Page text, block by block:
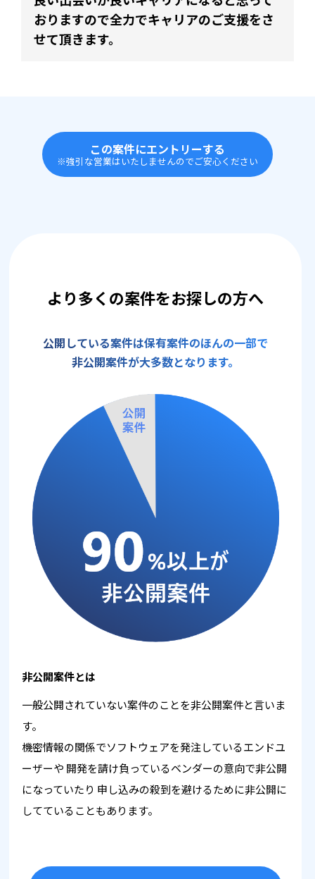
おりますので全力でキャリアのご支援をさ
せて頂きます。
この案件にエントリーする
※強引な営業はいたしませんのでご安心ください
より多くの案件をお探しの方へ
公開している案件は保有案件のほんの一部で
非公開案件が大多数となります。
非公開案件とは
一般公開されていない案件のことを非公開案件と言いま
す。
機密情報の関係でソフトウェアを発注しているエンドユ
ーザーや 開発を請け負っているベンダーの意向で非公開
になっていたり 申し込みの殺到を避けるために非公開に
してていることもあります。